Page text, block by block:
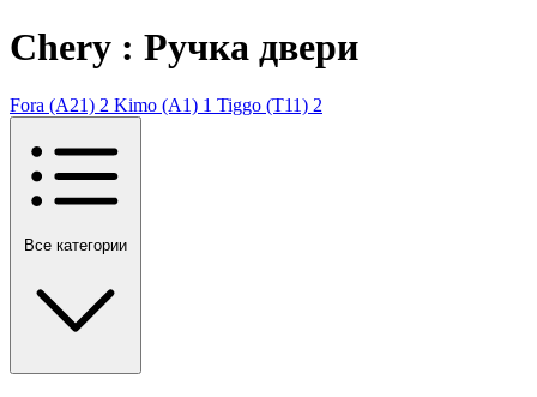
Chery : Ручка двери
Fora (A21) 2 Kimo (A1) 1 Tiggo (T11) 2
Все категории